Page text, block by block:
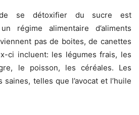
de se détoxifier du sucre est
régime alimentaire d’aliments
pas de boites, de canettes
ci incluent: les légumes frais, les
le poisson, les céréales. Les
telles que l’avocat et l’huile